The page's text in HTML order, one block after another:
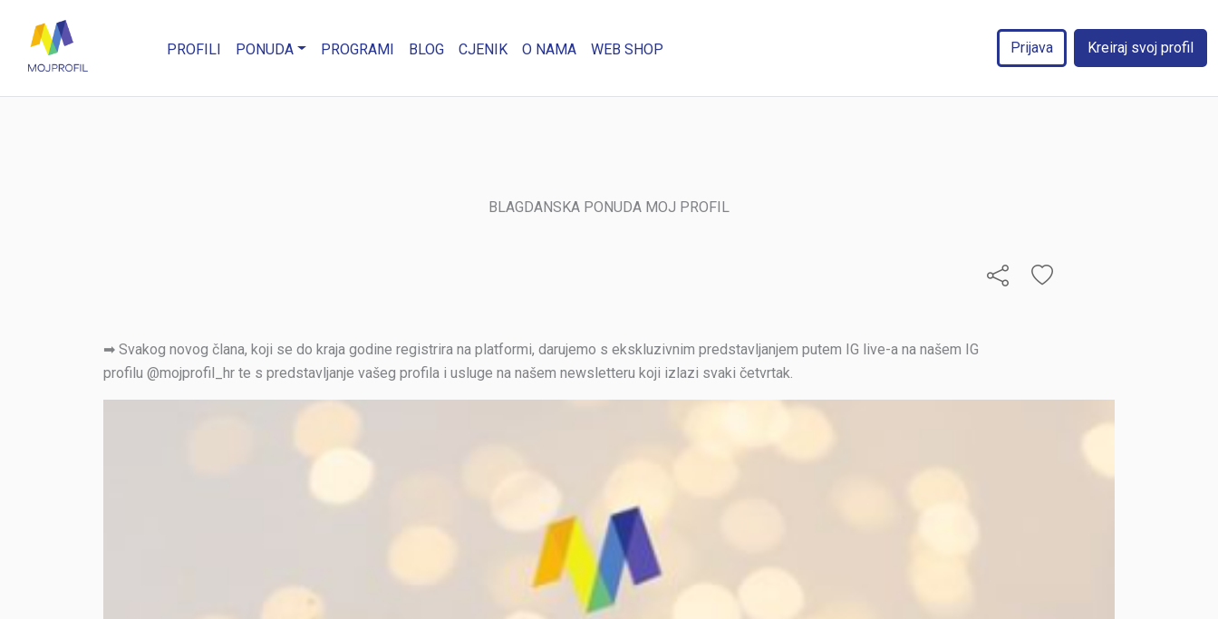
PROFILI PONUDA PROGRAMI BLOG CJENIK O NAMA WEB SHOP Prijava Kreiraj svoj profil
BLAGDANSKA PONUDA MOJ PROFIL
➡ Svakog novog člana, koji se do kraja godine registrira na platformi, darujemo s ekskluzivnim predstavljanjem putem IG live-a na našem IG
profilu @mojprofil_hr te s predstavljanje vašeg profila i usluge na našem newsletteru koji izlazi svaki četvrtak.